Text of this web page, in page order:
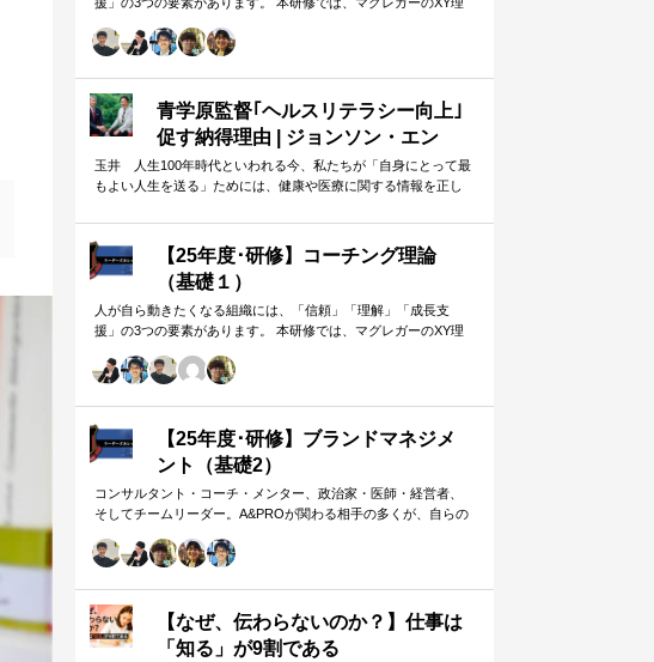
援」の3つの要素があります。 本研修では、マグレガーのXY理
「人はなぜ動くのか」「どうすれば自ら動くようになるのか」
顧客対応の難航など）を、“人間理解”を通して紐解く実践型のプ
ログラムです。
青学原監督｢ヘルスリテラシー向上｣
促す納得理由 | ジョンソン・エン
ド・ジョンソン | 東洋経済オンライ
ン
玉井 人生100年時代といわれる今、私たちが「自身にとって最
もよい人生を送る」ためには、健康や医療に関する情報を正し
【25年度･研修】コーチング理論
（基礎１）
人が自ら動きたくなる組織には、「信頼」「理解」「成長支
援」の3つの要素があります。 本研修では、マグレガーのXY理
「人はなぜ動くのか」「どうすれば自ら動くようになるのか」
顧客対応の難航など）を、“人間理解”を通して紐解く実践型のプ
ログラムです。
【25年度･研修】ブランドマネジメ
ント（基礎2）
コンサルタント・コーチ・メンター、政治家・医師・経営者、
そしてチームリーダー。A&PROが関わる相手の多くが、自らの
【なぜ、伝わらないのか？】仕事は
「知る」が9割である